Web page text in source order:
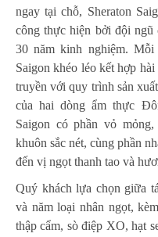
ngay tại chỗ, Sheraton
công thực hiện bởi đội ngũ
30 năm kinh nghiệm. Mỗi
Saigon khéo léo kết hợp
truyền với quy trình sản
của hai dòng ẩm thực
Saigon có phần vỏ
khuôn sắc nét, cùng phần
đến vị ngọt thanh tao và
Quý khách lựa chọn giữa
và năm loại nhân ngọt,
thập cẩm, sò điệp XO, hạt